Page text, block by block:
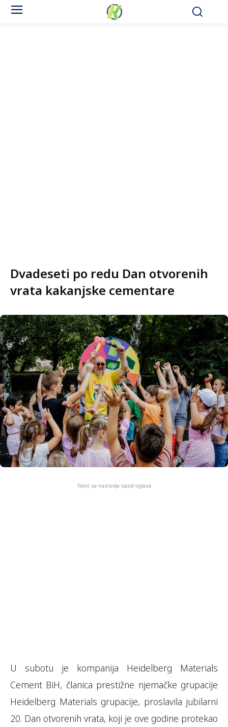
Dvadeseti po redu Dan otvorenih
vrata kakanjske cementare
Tekst se nastavlja ispod oglasa
U subotu je kompanija Heidelberg Materials
Cement BiH, članica prestižne njemačke grupacije
Heidelberg Materials grupacije, proslavila jubilarni
20. Dan otvorenih vrata, koji je ove godine protekao